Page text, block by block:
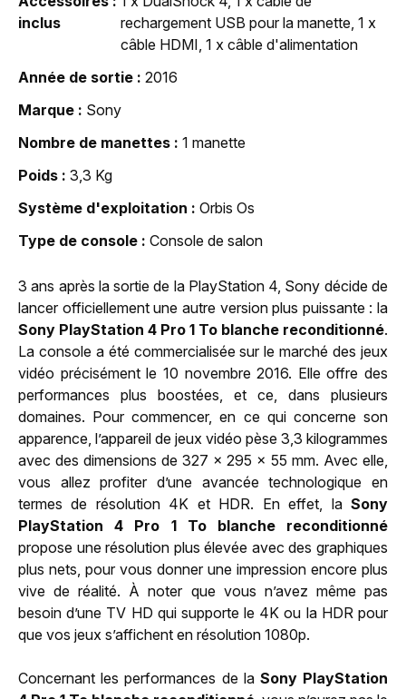
inclus
rechargement USB pour la manette, 1 x
câble HDMI, 1 x câble d'alimentation
Année de sortie
2016
Marque
Sony
Nombre de manettes
1 manette
Poids
3,3 Kg
Système d'exploitation
Orbis Os
Type de console
Console de salon
3 ans après la sortie de la PlayStation 4, Sony décide de
lancer officiellement une autre version plus puissante : la
Sony PlayStation 4 Pro 1 To blanche reconditionné.
La console a été commercialisée sur le marché des jeux
vidéo précisément le 10 novembre 2016. Elle offre des
performances plus boostées, et ce, dans plusieurs
domaines. Pour commencer, en ce qui concerne son
apparence, l’appareil de jeux vidéo pèse 3,3 kilogrammes
avec des dimensions de 327 x 295 x 55 mm. Avec elle,
vous allez profiter d’une avancée technologique en
termes de résolution 4K et HDR. En effet, la Sony
PlayStation 4 Pro 1 To blanche reconditionné
propose une résolution plus élevée avec des graphiques
plus nets, pour vous donner une impression encore plus
vive de réalité. À noter que vous n’avez même pas
besoin d’une TV HD qui supporte le 4K ou la HDR pour
que vos jeux s’affichent en résolution 1080p.
Concernant les performances de la Sony PlayStation